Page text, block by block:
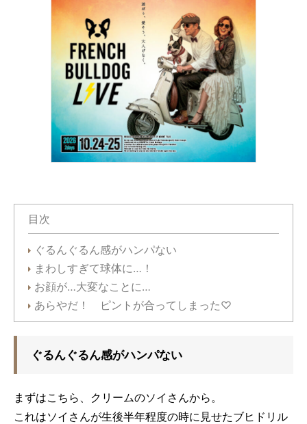
目次
ぐるんぐるん感がハンパない
まわしすぎて球体に…！
お顔が…大変なことに…
あらやだ！ ピントが合ってしまった♡
ぐるんぐるん感がハンパない
まずはこちら、クリームのソイさんから。
これはソイさんが生後半年程度の時に見せたブヒドリル